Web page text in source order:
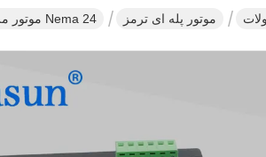
موتور پله ای ترمز Nema 24 موتور مرحله ای با حلقه بسته 4.1N.m 60 * 60 * 100mm با ترمز مغناطیسی دائمی